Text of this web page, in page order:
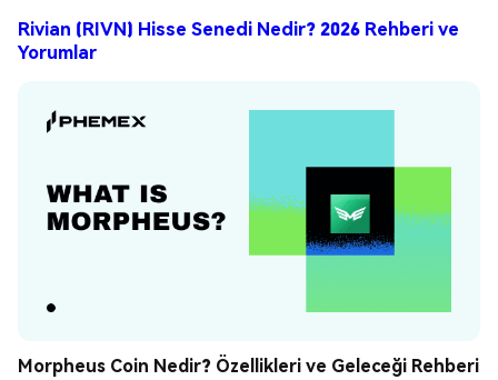
Rivian (RIVN) Hisse Senedi Nedir? 2026 Rehberi ve
Yorumlar
Morpheus Coin Nedir? Özellikleri ve Geleceği Rehberi